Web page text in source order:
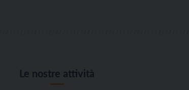
Le nostre attività